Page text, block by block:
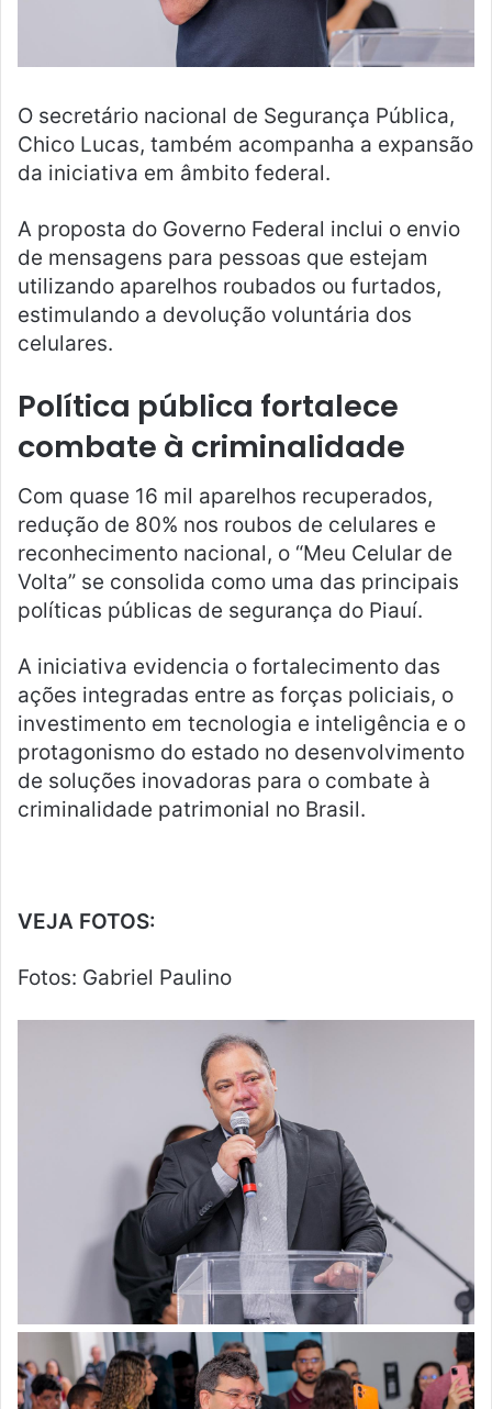
O secretário nacional de Segurança Pública,
Chico Lucas, também acompanha a expansão
da iniciativa em âmbito federal.
A proposta do Governo Federal inclui o envio
de mensagens para pessoas que estejam
utilizando aparelhos roubados ou furtados,
estimulando a devolução voluntária dos
celulares.
Política pública fortalece
combate à criminalidade
Com quase 16 mil aparelhos recuperados,
redução de 80% nos roubos de celulares e
reconhecimento nacional, o “Meu Celular de
Volta” se consolida como uma das principais
políticas públicas de segurança do Piauí.
A iniciativa evidencia o fortalecimento das
ações integradas entre as forças policiais, o
investimento em tecnologia e inteligência e o
protagonismo do estado no desenvolvimento
de soluções inovadoras para o combate à
criminalidade patrimonial no Brasil.
VEJA FOTOS:
Fotos: Gabriel Paulino